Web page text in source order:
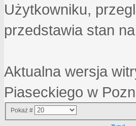
Użytkowniku,
przedstawia stan na
Aktualna wersja
Piaseckiego w
Pokaż #